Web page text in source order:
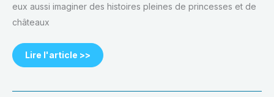
eux aussi imaginer des histoires pleines de princesses et de
châteaux
Lire l'article >>